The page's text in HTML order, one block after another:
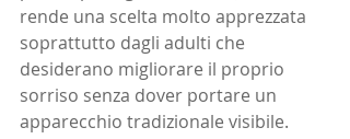
rende una scelta molto apprezzata
soprattutto dagli adulti che
desiderano migliorare il proprio
sorriso senza dover portare un
apparecchio tradizionale visibile.